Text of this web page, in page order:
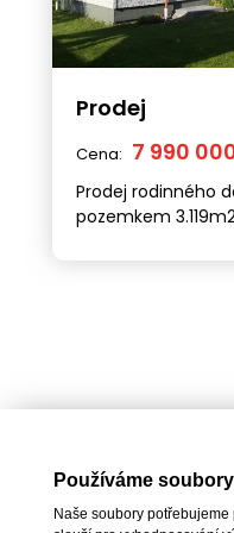
Prodej
Cena: 7 990
Prodej rodinného
pozemkem
Používáme
Naše soubory